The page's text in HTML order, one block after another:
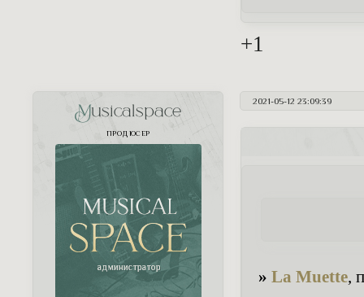
+1
2021-05-12 23:09:39
Musicalspace
ПРОДЮСЕР
» La Muette,